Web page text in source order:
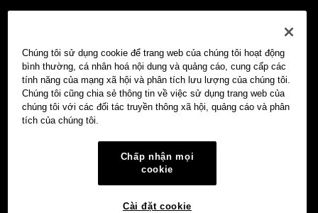
Chúng tôi sử dụng cookie để trang web của chúng tôi hoạt động
bình thường, cá nhân hoá nội dung và quảng cáo, cung cấp các
tính năng của mạng xã hội và phân tích lưu lượng của chúng tôi.
Chúng tôi cũng chia sẻ thông tin về việc sử dụng trang web của
chúng tôi với các đối tác truyền thông xã hội, quảng cáo và phân
tích của chúng tôi.
Chấp nhận mọi
cookie
Cài đặt cookie